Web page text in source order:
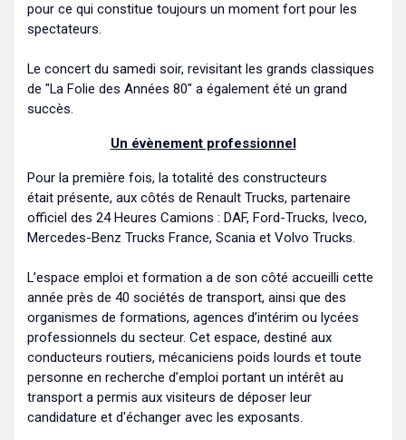
pour ce qui constitue toujours un moment fort pour les
spectateurs.
Le concert du samedi soir, revisitant les grands classiques
de "La Folie des Années 80" a également été un grand
succès.
Un évènement professionnel
Pour la première fois, la totalité des constructeurs
était présente, aux côtés de Renault Trucks, partenaire
officiel des 24 Heures Camions : DAF, Ford-Trucks, Iveco,
Mercedes-Benz Trucks France, Scania et Volvo Trucks.
L’espace emploi et formation a de son côté accueilli cette
année près de 40 sociétés de transport, ainsi que des
organismes de formations, agences d’intérim ou lycées
professionnels du secteur. Cet espace, destiné aux
conducteurs routiers, mécaniciens poids lourds et toute
personne en recherche d’emploi portant un intérêt au
transport a permis aux visiteurs de déposer leur
candidature et d'échanger avec les exposants.